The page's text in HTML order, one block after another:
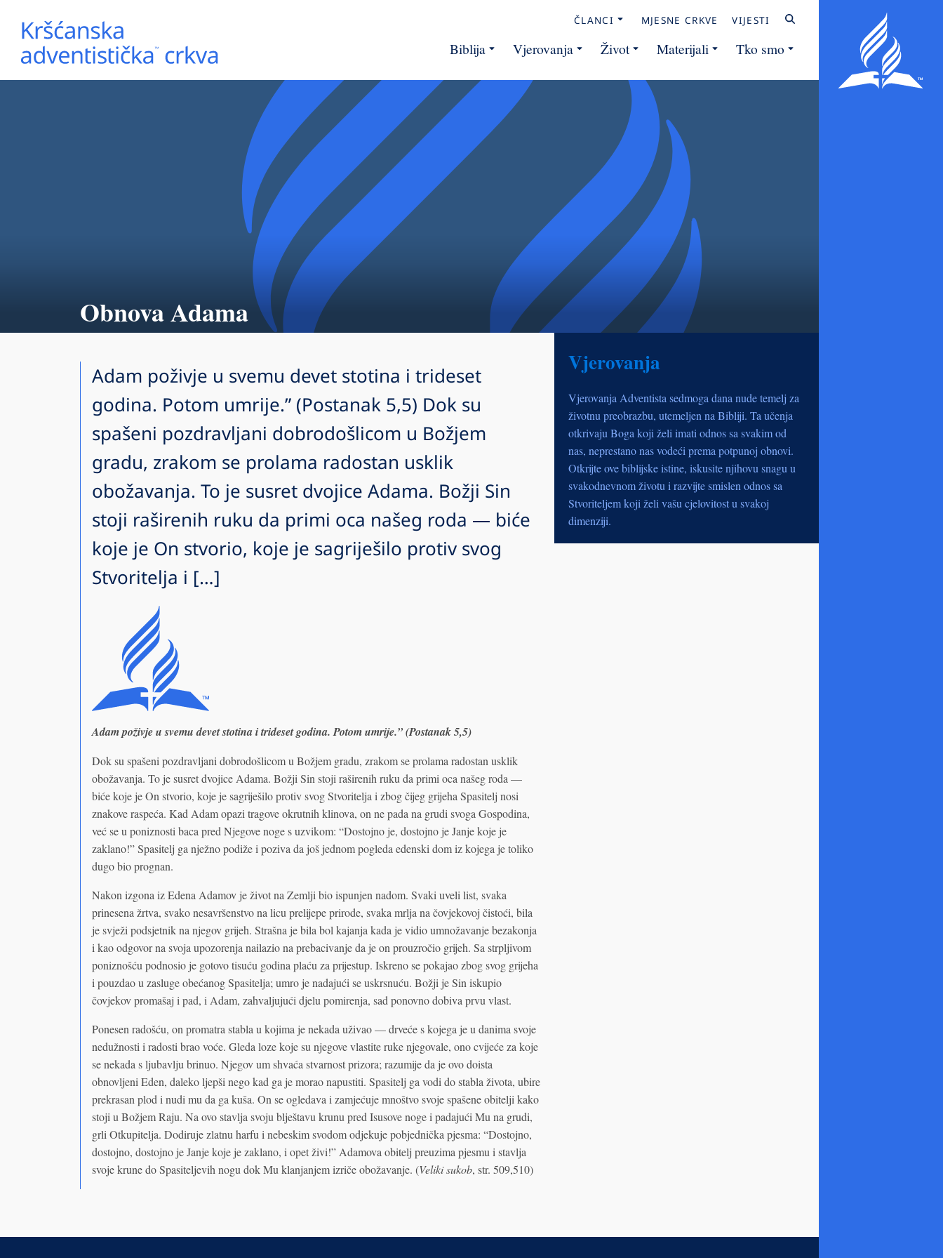
ČLANCI MJESNE CRKVE VIJESTI
Biblija Vjerovanja Život Materijali Tko smo
Obnova Adama
Adam poživje u svemu devet stotina i trideset
godina. Potom umrije.” (Postanak 5,5) Dok su
spašeni pozdravljani dobrodošlicom u Božjem
gradu, zrakom se prolama radostan usklik
obožavanja. To je susret dvojice Adama. Božji Sin
stoji raširenih ruku da primi oca našeg roda — biće
koje je On stvorio, koje je sagriješilo protiv svog
Stvoritelja i […]
Adam poživje u svemu devet stotina i trideset godina. Potom umrije.” (Postanak 5,5)
Dok su spašeni pozdravljani dobrodošlicom u Božjem gradu, zrakom se prolama radostan usklik
obožavanja. To je susret dvojice Adama. Božji Sin stoji raširenih ruku da primi oca našeg roda —
biće koje je On stvorio, koje je sagriješilo protiv svog Stvoritelja i zbog čijeg grijeha Spasitelj nosi
znakove raspeća. Kad Adam opazi tragove okrutnih klinova, on ne pada na grudi svoga Gospodina,
već se u poniznosti baca pred Njegove noge s uzvikom: “Dostojno je, dostojno je Janje koje je
zaklano!” Spasitelj ga nježno podiže i poziva da još jednom pogleda edenski dom iz kojega je toliko
dugo bio prognan.
Nakon izgona iz Edena Adamov je život na Zemlji bio ispunjen nadom. Svaki uveli list, svaka
prinesena žrtva, svako nesavršenstvo na licu prelijepe prirode, svaka mrlja na čovjekovoj čistoći, bila
je svježi podsjetnik na njegov grijeh. Strašna je bila bol kajanja kada je vidio umnožavanje bezakonja
i kao odgovor na svoja upozorenja nailazio na prebacivanje da je on prouzročio grijeh. Sa strpljivom
poniznošću podnosio je gotovo tisuću godina plaću za prijestup. Iskreno se pokajao zbog svog grijeha
i pouzdao u zasluge obećanog Spasitelja; umro je nadajući se uskrsnuću. Božji je Sin iskupio
čovjekov promašaj i pad, i Adam, zahvaljujući djelu pomirenja, sad ponovno dobiva prvu vlast.
Ponesen radošću, on promatra stabla u kojima je nekada uživao — drveće s kojega je u danima svoje
nedužnosti i radosti brao voće. Gleda loze koje su njegove vlastite ruke njegovale, ono cvijeće za koje
se nekada s ljubavlju brinuo. Njegov um shvaća stvarnost prizora; razumije da je ovo doista
obnovljeni Eden, daleko ljepši nego kad ga je morao napustiti. Spasitelj ga vodi do stabla života, ubire
prekrasan plod i nudi mu da ga kuša. On se ogledava i zamjećuje mnoštvo svoje spašene obitelji kako
stoji u Božjem Raju. Na ovo stavlja svoju blještavu krunu pred Isusove noge i padajući Mu na grudi,
grli Otkupitelja. Dodiruje zlatnu harfu i nebeskim svodom odjekuje pobjednička pjesma: “Dostojno,
dostojno, dostojno je Janje koje je zaklano, i opet živi!” Adamova obitelj preuzima pjesmu i stavlja
svoje krune do Spasiteljevih nogu dok Mu klanjanjem izriče obožavanje. (Veliki sukob, str. 509,510)
Vjerovanja
Vjerovanja Adventista sedmoga dana nude temelj za
životnu preobrazbu, utemeljen na Bibliji. Ta učenja
otkrivaju Boga koji želi imati odnos sa svakim od
nas, neprestano nas vodeći prema potpunoj obnovi.
Otkrijte ove biblijske istine, iskusite njihovu snagu u
svakodnevnom životu i razvijte smislen odnos sa
Stvoriteljem koji želi vašu cjelovitost u svakoj
dimenziji.